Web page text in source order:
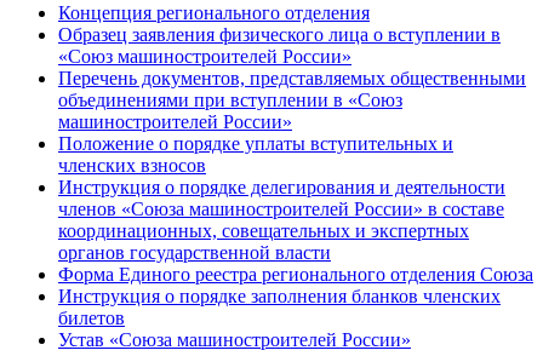
Концепция регионального отделения
Образец заявления физического лица о вступлении в
«Союз машиностроителей России»
Перечень документов, представляемых общественными
объединениями при вступлении в «Союз
машиностроителей России»
Положение о порядке уплаты вступительных и
членских взносов
Инструкция о порядке делегирования и деятельности
членов «Союза машиностроителей России» в составе
координационных, совещательных и экспертных
органов государственной власти
Форма Единого реестра регионального отделения Союза
Инструкция о порядке заполнения бланков членских
билетов
Устав «Союза машиностроителей России»